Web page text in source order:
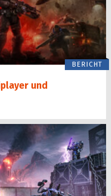
BERICHT
und